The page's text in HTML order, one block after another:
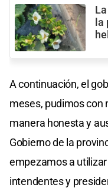
A continuación, el
meses, pudimos con
manera honesta y
Gobierno de la
empezamos a
intendentes y